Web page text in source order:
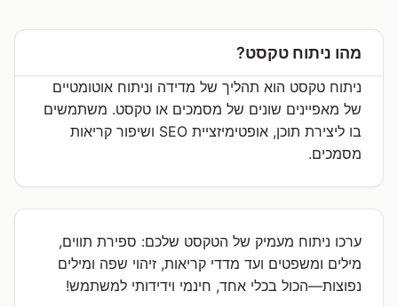
מהו ניתוח טקסט?
ניתוח טקסט הוא תהליך של מדידה וניתוח אוטומטיים
של מאפיינים שונים של מסמכים או טקסט. משתמשים
בו ליצירת תוכן, אופטימיזציית SEO ושיפור קריאות
מסמכים.
ערכו ניתוח מעמיק של הטקסט שלכם: ספירת תווים,
מילים ומשפטים ועד מדדי קריאות, זיהוי שפה ומילים
נפוצות—הכול בכלי אחד, חינמי וידידותי למשתמש!